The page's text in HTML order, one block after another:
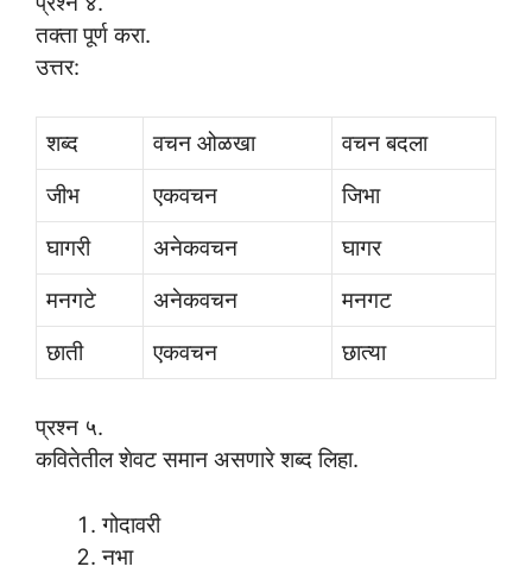
तक्ता पूर्ण करा.
उत्तर:
शब्द वचन ओळखा
वचन बदला
जीभ
एकवचन
जिभा
घागरी
अनेकवचन
घागर
मनगटे
अनेकवचन
मनगट
छाती
एकवचन छात्या
प्रश्न ५.
कवितेतील शेवट समान असणारे शब्द लिहा.
गोदावरी
नभा